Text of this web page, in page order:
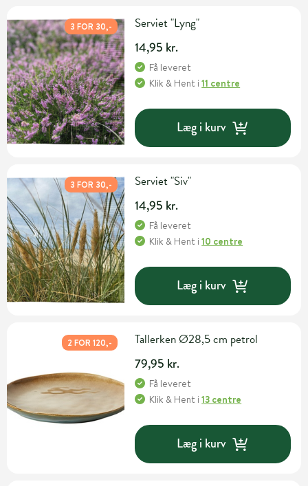
3 FOR 30,- Serviet "Lyng"
14,95 kr.
Få leveret
Klik & Hent i11 centre
Læg i kurv
3 FOR 30,- Serviet "Siv"
14,95 kr.
Få leveret
Klik & Hent i10 centre
Læg i kurv
2 FOR 120,- Tallerken Ø28,5 cm petrol
79,95 kr.
Få leveret
Klik & Hent i13 centre
Læg i kurv